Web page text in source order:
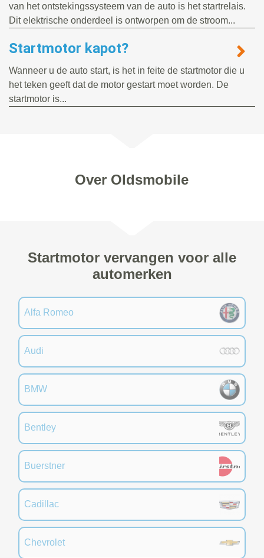
van het ontstekingssysteem van de auto is het startrelais.
Dit elektrische onderdeel is ontworpen om de stroom...
Startmotor kapot?
Wanneer u de auto start, is het in feite de startmotor die u
het teken geeft dat de motor gestart moet worden. De
startmotor is...
Over Oldsmobile
Startmotor vervangen voor alle
automerken
Alfa Romeo
Audi
BMW
Bentley
Buerstner
Cadillac
Chevrolet